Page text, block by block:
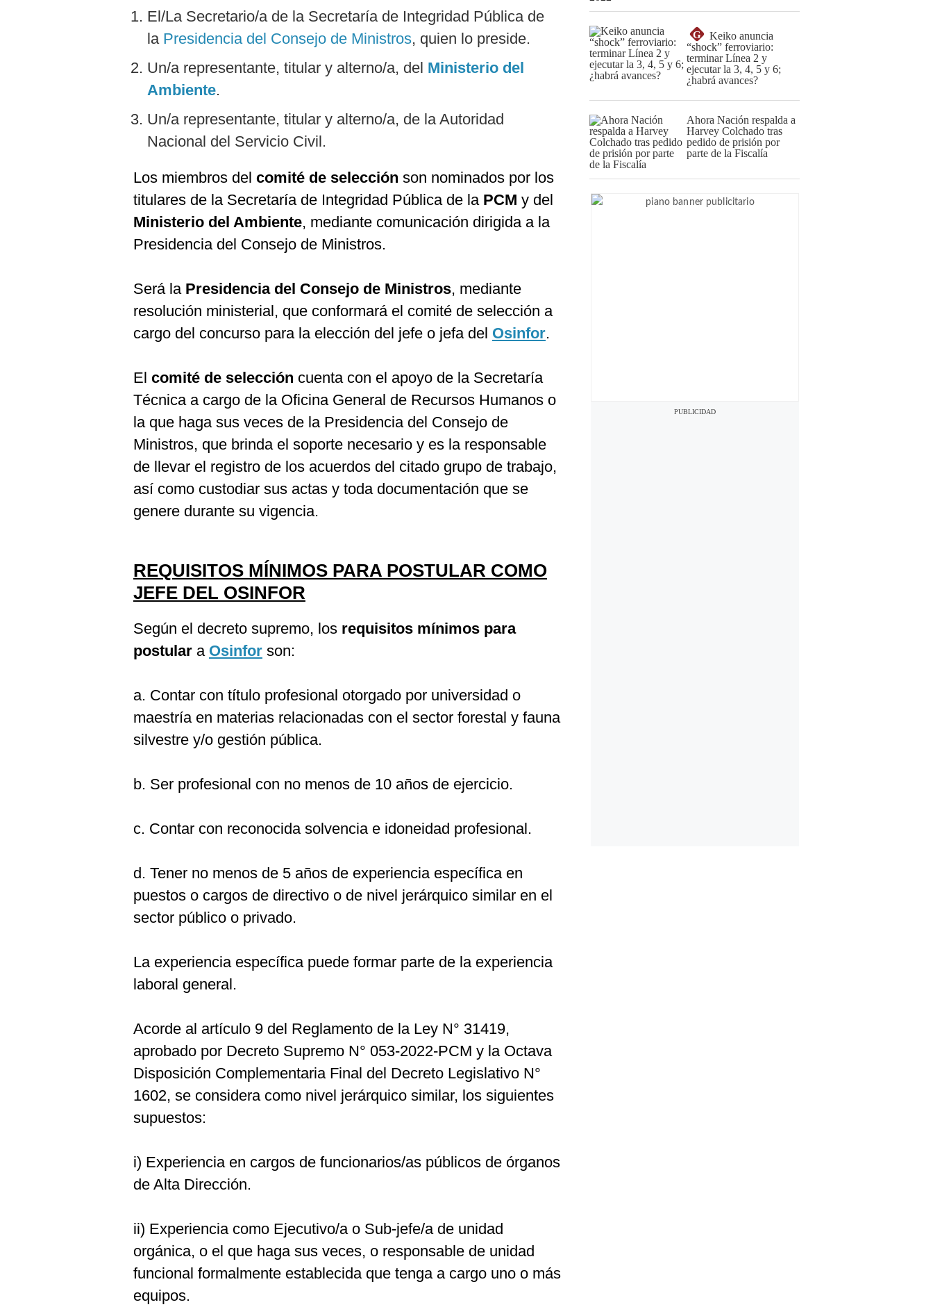
El/La Secretario/a de la Secretaría de Integridad Pública de
la Presidencia del Consejo de Ministros, quien lo preside.
Un/a representante, titular y alterno/a, del Ministerio del
Ambiente.
Un/a representante, titular y alterno/a, de la Autoridad
Nacional del Servicio Civil.
Los miembros del comité de selección son nominados por los
titulares de la Secretaría de Integridad Pública de la PCM y del
Ministerio del Ambiente, mediante comunicación dirigida a la
Presidencia del Consejo de Ministros.
Será la Presidencia del Consejo de Ministros, mediante
resolución ministerial, que conformará el comité de selección a
cargo del concurso para la elección del jefe o jefa del Osinfor.
El comité de selección cuenta con el apoyo de la Secretaría
Técnica a cargo de la Oficina General de Recursos Humanos o
la que haga sus veces de la Presidencia del Consejo de
Ministros, que brinda el soporte necesario y es la responsable
de llevar el registro de los acuerdos del citado grupo de trabajo,
así como custodiar sus actas y toda documentación que se
genere durante su vigencia.
REQUISITOS MÍNIMOS PARA POSTULAR COMO
JEFE DEL OSINFOR
Según el decreto supremo, los requisitos mínimos para
postular a Osinfor son:
a. Contar con título profesional otorgado por universidad o
maestría en materias relacionadas con el sector forestal y fauna
silvestre y/o gestión pública.
b. Ser profesional con no menos de 10 años de ejercicio.
c. Contar con reconocida solvencia e idoneidad profesional.
d. Tener no menos de 5 años de experiencia específica en
puestos o cargos de directivo o de nivel jerárquico similar en el
sector público o privado.
La experiencia específica puede formar parte de la experiencia
laboral general.
Acorde al artículo 9 del Reglamento de la Ley N° 31419,
aprobado por Decreto Supremo N° 053-2022-PCM y la Octava
Disposición Complementaria Final del Decreto Legislativo N°
1602, se considera como nivel jerárquico similar, los siguientes
supuestos:
i) Experiencia en cargos de funcionarios/as públicos de órganos
de Alta Dirección.
ii) Experiencia como Ejecutivo/a o Sub-jefe/a de unidad
orgánica, o el que haga sus veces, o responsable de unidad
funcional formalmente establecida que tenga a cargo uno o más
equipos.
G
Keiko anuncia
“shock” ferroviario:
terminar Línea 2 y
ejecutar la 3, 4, 5 y 6;
¿habrá avances?
Ahora Nación respalda a
Harvey Colchado tras
pedido de prisión por
parte de la Fiscalía